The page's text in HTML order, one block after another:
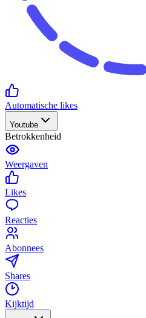
Automatische likes
Youtube
Betrokkenheid
Weergaven
Likes
Reacties
Abonnees
Shares
Kijktijd